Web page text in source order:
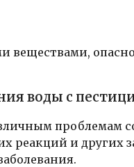
веществами,
воды с
реакций и